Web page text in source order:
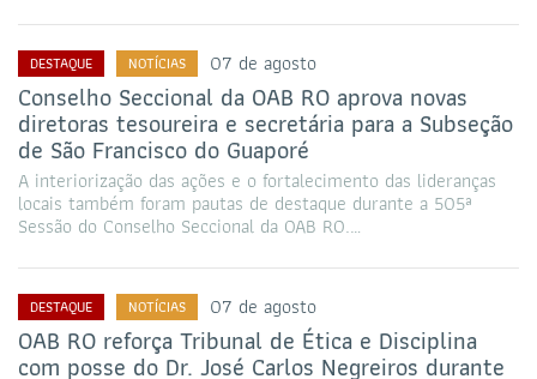
DESTAQUE NOTÍCIAS 07 de agosto
Conselho Seccional da OAB RO aprova novas
diretoras tesoureira e secretária para a Subseção
de São Francisco do Guaporé
A interiorização das ações e o fortalecimento das lideranças
locais também foram pautas de destaque durante a 505ª
Sessão do Conselho Seccional da OAB RO.…
DESTAQUE NOTÍCIAS 07 de agosto
OAB RO reforça Tribunal de Ética e Disciplina
com posse do Dr. José Carlos Negreiros durante